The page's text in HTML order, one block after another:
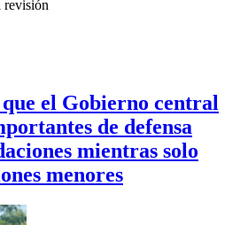
revisión
el Gobierno central
de defensa
mientras solo
menores